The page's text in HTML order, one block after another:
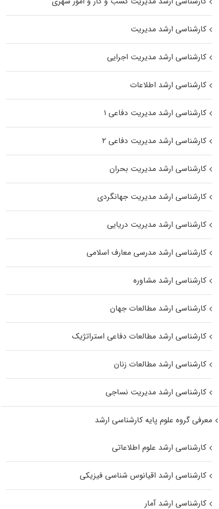
کارشناسی ارشد مدیریت
کارشناسی ارشد مدیریت اجرایی
کارشناسی ارشد اطلاعات
کارشناسی ارشد مدیریت دفاعی ۱
کارشناسی ارشد مدیریت دفاعی ۲
کارشناسی ارشد مدیریت بحران
کارشناسی ارشد مدیریت جهانگردی
کارشناسی ارشد مدیریت دریایی
کارشناسی ارشد مدرسی معارف اسلامی
کارشناسی ارشد مشاوره
کارشناسی ارشد مطالعات جهان
کارشناسی ارشد مطالعات دفاعی استراتژیک
کارشناسی ارشد مطالعات زنان
کارشناسی ارشد مدیریت نساجی
معرفی گروه علوم پایه کارشناسی ارشد
کارشناسی ارشد علوم اطلاعاتی
کارشناسی ارشد اقیانوس‌ شناسی فیزیکی
کارشناسی ارشد آمار